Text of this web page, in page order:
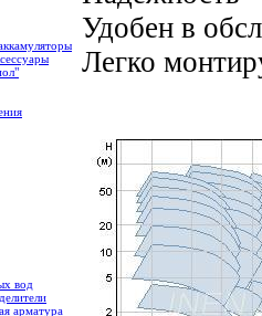
вод
арматура
Удобен в
Легко